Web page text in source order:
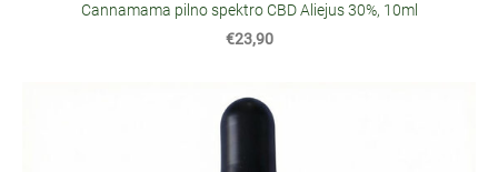
Cannamama pilno spektro CBD Aliejus 30%, 10ml
€23,90